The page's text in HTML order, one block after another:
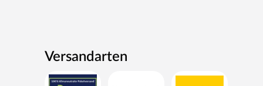
Versandarten